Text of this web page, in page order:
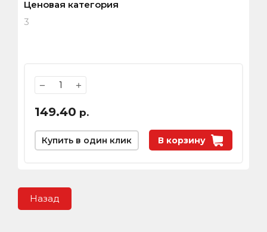
Ценовая категория
3
− +
149.40 р.
В корзину
Купить в один клик
Назад